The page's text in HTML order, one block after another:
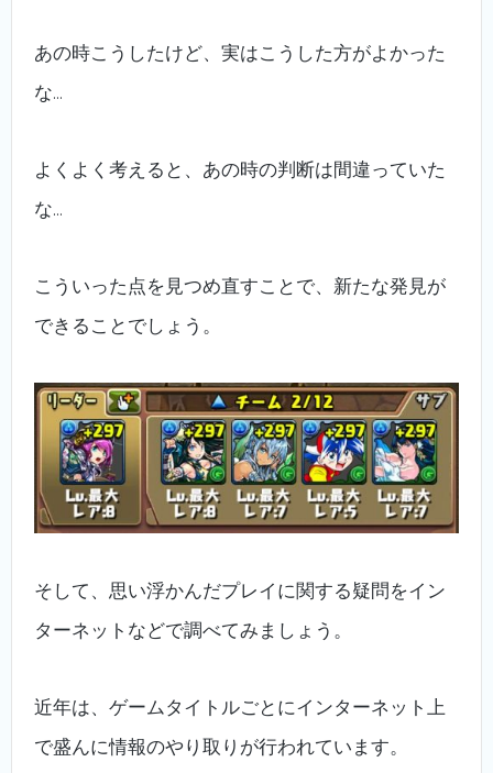
あの時こうしたけど、実はこうした方がよかった
な…
よくよく考えると、あの時の判断は間違っていた
な…
こういった点を見つめ直すことで、新たな発見が
できることでしょう。
そして、思い浮かんだプレイに関する疑問をイン
ターネットなどで調べてみましょう。
近年は、ゲームタイトルごとにインターネット上
で盛んに情報のやり取りが行われています。